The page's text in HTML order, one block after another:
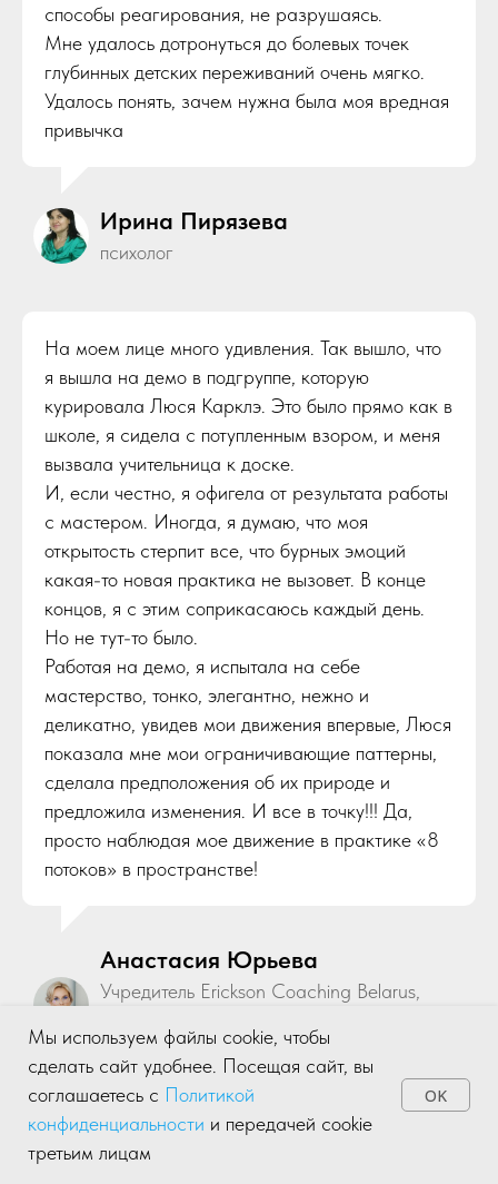
Главная
способы реагирования, не разрушаясь.
Мне удалось дотронуться до болевых точек
глубинных детских переживаний очень мягко.
Удалось понять, зачем нужна была моя вредная
привычка
Ирина Пирязева
психолог
На моем лице много удивления. Так вышло, что
я вышла на демо в подгруппе, которую
курировала Люся Карклэ. Это было прямо как в
школе, я сидела с потупленным взором, и меня
вызвала учительница к доске.
И, если честно, я офигела от результата работы
с мастером. Иногда, я думаю, что моя
открытость стерпит все, что бурных эмоций
какая-то новая практика не вызовет. В конце
концов, я с этим соприкасаюсь каждый день.
Но не тут-то было.⠀
Работая на демо, я испытала на себе
мастерство, тонко, элегантно, нежно и
деликатно, увидев мои движения впервые, Люся
показала мне мои ограничивающие паттерны,
сделала предположения об их природе и
предложила изменения. И все в точку!!! Да,
просто наблюдая мое движение в практике «8
потоков» в пространстве!
Анастасия Юрьева
Учредитель Erickson Coaching Belarus,
Professional Coach
Я была клиентом на демо-сессии. Было
Мы используем файлы cookie, чтобы
сделать сайт удобнее. Посещая сайт, вы
соглашаетесь с Политикой
конфиденциальности и передачей cookie
третьим лицам
OK